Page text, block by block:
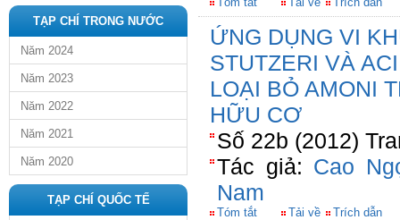
TẠP CHÍ TRONG NƯỚC
Năm 2024
Năm 2023
Năm 2022
Năm 2021
Năm 2020
TẠP CHÍ QUỐC TẾ
ỨNG DỤNG VI
STUTZERI VÀ
LOẠI BỎ AMONI
HỮU CƠ
Số 22b (2012)
Tác giả: Cao
Nam
Tóm tắt Tải về Trích dẫn